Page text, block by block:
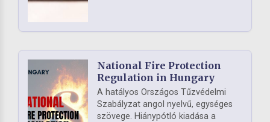
National Fire Protection
Regulation in Hungary
A hatályos Országos Tűzvédelmi
Szabályzat angol nyelvű, egységes
szövege. Hiánypótló kiadása a